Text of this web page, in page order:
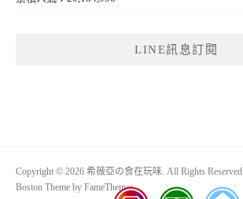
LINE訊息訂閱
Copyright © 2026 希薇亞の食在玩味. All Rights Reserved.
Boston Theme by FameThemes